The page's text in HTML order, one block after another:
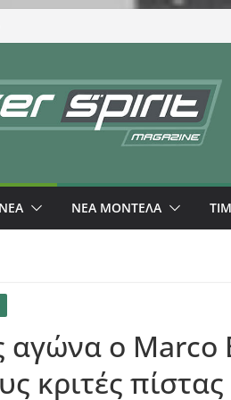
NEA ΝΕΑ ΜΟΝΤΕΛΑ
αγώνα ο Marco
κριτές